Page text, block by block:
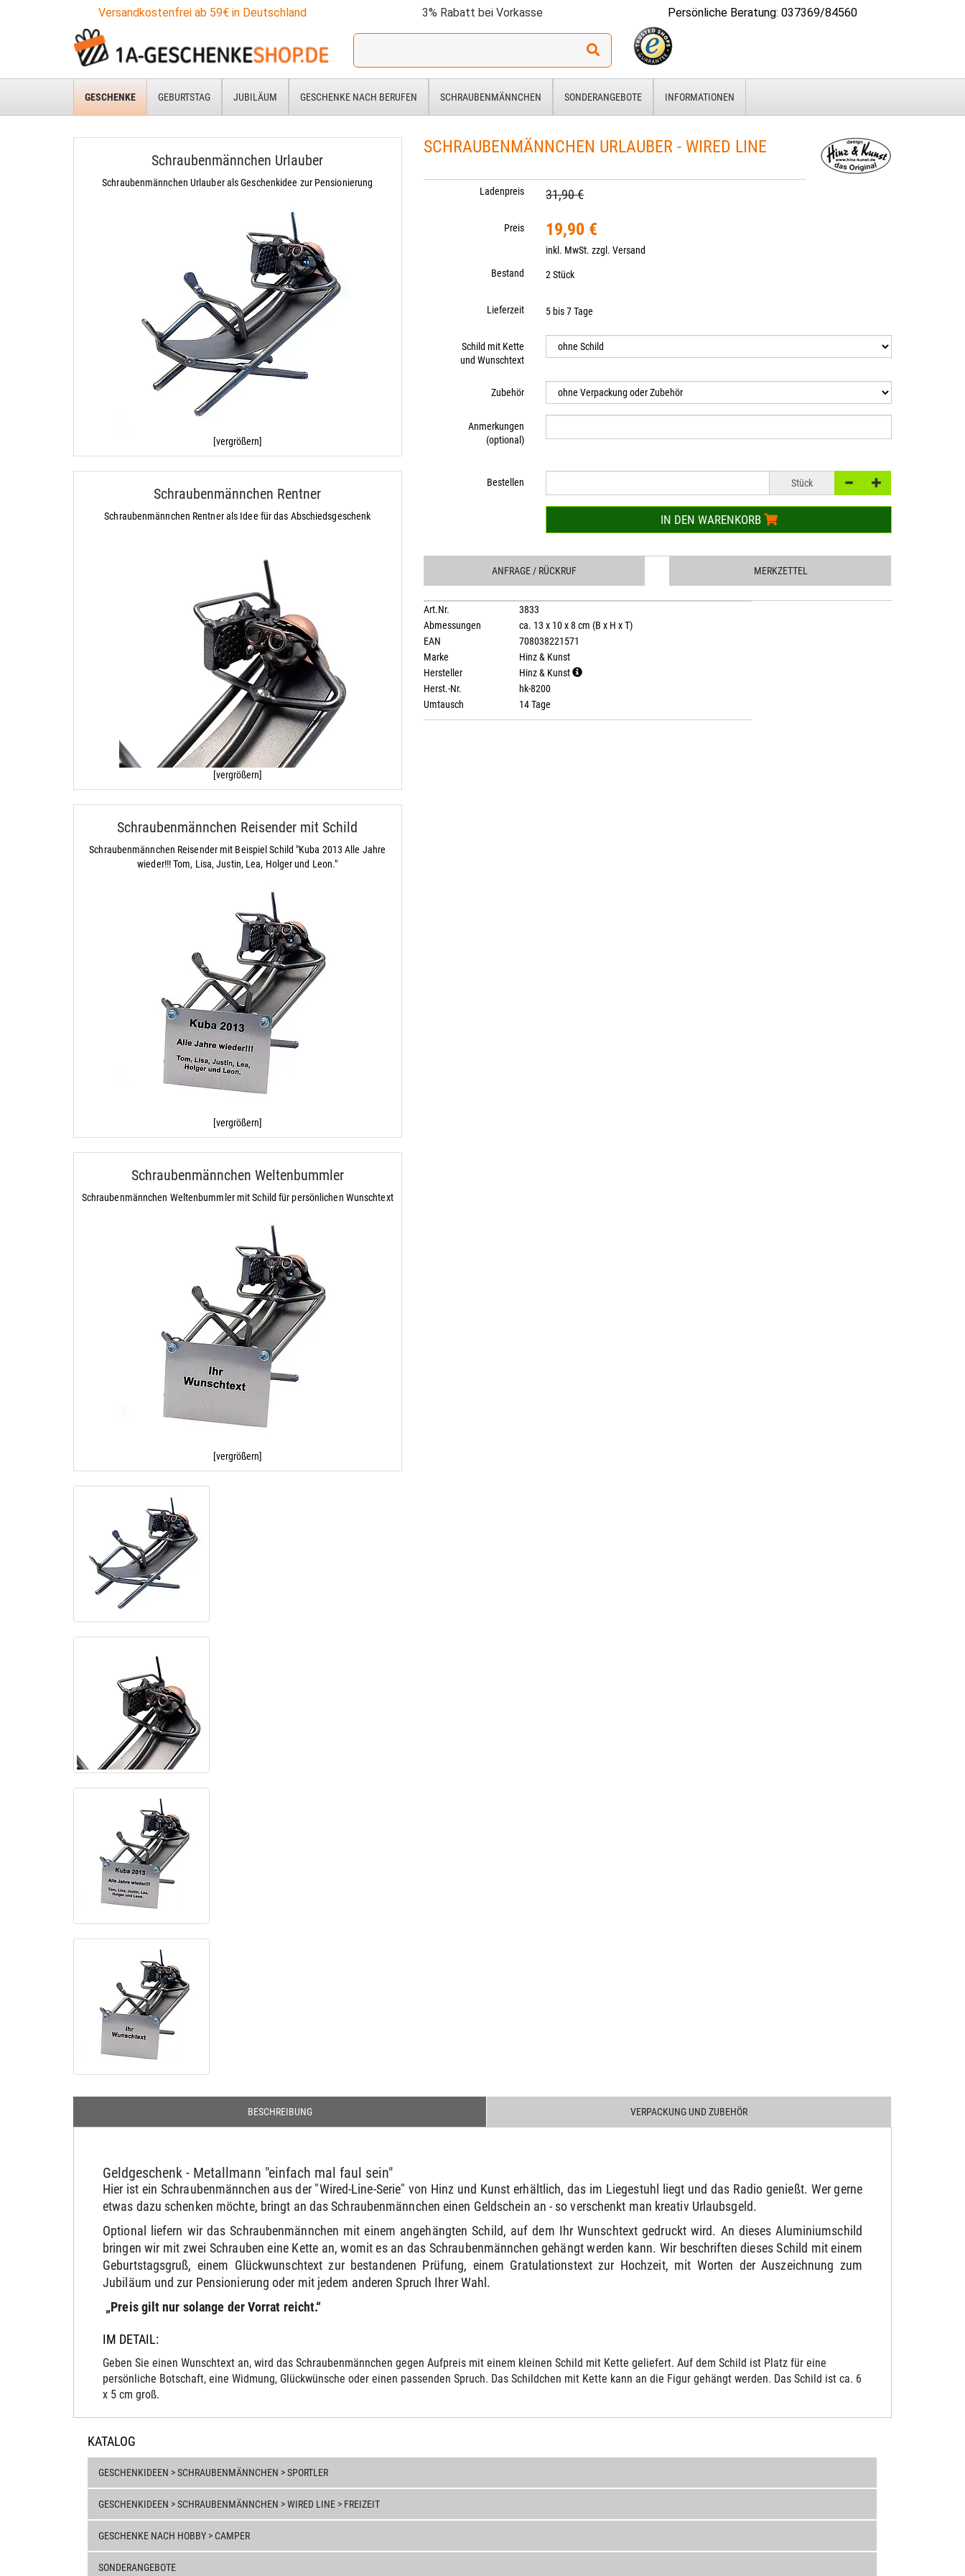
Versandkostenfrei ab 59€ in Deutschland 3% Rabatt bei Vorkasse Persönliche Beratung: 037369/84560
Ich
für:
GESCHENKE GEBURTSTAG JUBILÄUM GESCHENKE NACH BERUFEN SCHRAUBENMÄNNCHEN SONDERANGEBOTE INFORMATIONEN
Schraubenmännchen Urlauber
Schraubenmännchen Urlauber als Geschenkidee zur Pensionierung
[vergrößern]
Schraubenmännchen Rentner
Schraubenmännchen Rentner als Idee für das Abschiedsgeschenk
[vergrößern]
Schraubenmännchen Reisender mit Schild
Schraubenmännchen Reisender mit Beispiel Schild "Kuba 2013 Alle Jahre
wieder!!! Tom, Lisa, Justin, Lea, Holger und Leon."
[vergrößern]
Schraubenmännchen Weltenbummler
Schraubenmännchen Weltenbummler mit Schild für persönlichen Wunschtext
[vergrößern]
SCHRAUBENMÄNNCHEN URLAUBER - WIRED LINE
Ladenpreis 31,90 €
Preis 19,90 €
inkl. MwSt. zzgl.Versand
Bestand
2 Stück
Lieferzeit 5 bis 7 Tage
Schild mit Kette
und Wunschtext
Zubehör
Anmerkungen
(optional)
Bestellen Stück
IN DEN WARENKORB
ANFRAGE / RÜCKRUF MERKZETTEL
Art.Nr.
3833
Abmessungen
ca. 13 x 10 x 8 cm (B x H x T)
EAN
708038221571
Marke
Hinz & Kunst
Hersteller
Hinz & Kunst
Herst.-Nr.
hk-8200
Umtausch
14 Tage
BESCHREIBUNG VERPACKUNG UND ZUBEHÖR
Geldgeschenk - Metallmann "einfach mal faul sein"
Hier ist ein Schraubenmännchen aus der "Wired-Line-Serie" von Hinz und Kunst erhältlich, das im Liegestuhl liegt und das Radio genießt. Wer gerne
etwas dazu schenken möchte, bringt an das Schraubenmännchen einen Geldschein an - so verschenkt man kreativ Urlaubsgeld.
Optional liefern wir das Schraubenmännchen mit einem angehängten Schild, auf dem Ihr Wunschtext gedruckt wird. An dieses Aluminiumschild
bringen wir mit zwei Schrauben eine Kette an, womit es an das Schraubenmännchen gehängt werden kann. Wir beschriften dieses Schild mit einem
Geburtstagsgruß, einem Glückwunschtext zur bestandenen Prüfung, einem Gratulationstext zur Hochzeit, mit Worten der Auszeichnung zum
Jubiläum und zur Pensionierung oder mit jedem anderen Spruch Ihrer Wahl.
„Preis gilt nur solange der Vorrat reicht.“
IM DETAIL:
Geben Sie einen Wunschtext an, wird das Schraubenmännchen gegen Aufpreis mit einem kleinen Schild mit Kette geliefert. Auf dem Schild ist Platz für eine
persönliche Botschaft, eine Widmung, Glückwünsche oder einen passenden Spruch. Das Schildchen mit Kette kann an die Figur gehängt werden. Das Schild ist ca. 6
x 5 cm groß.
KATALOG
GESCHENKIDEEN > SCHRAUBENMÄNNCHEN > SPORTLER
GESCHENKIDEEN > SCHRAUBENMÄNNCHEN > WIRED LINE > FREIZEIT
GESCHENKE NACH HOBBY > CAMPER
SONDERANGEBOTE